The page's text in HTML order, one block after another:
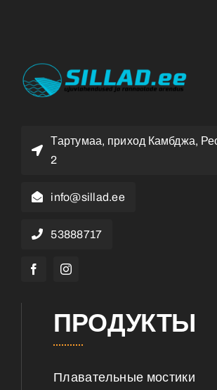
Тартумаа, приход Камбджа,
2
info@sillad.ee
53888717
ПРОДУКТЫ
Плавательные мостики